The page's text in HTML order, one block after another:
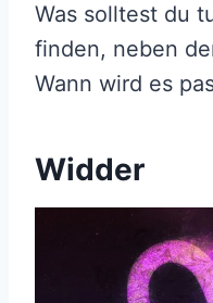
Was solltest du
finden, neben
Wann wird es
Widder